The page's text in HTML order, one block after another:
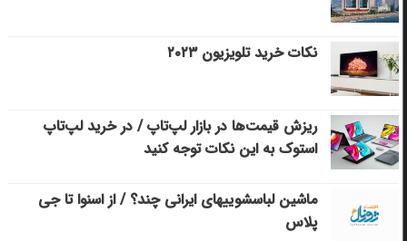
نکات خرید تلویزیون ۲۰۲۳
ریزش قیمت‌ها در بازار لپ‌تاپ / در خرید لپ‌تاپ
استوک به این نکات توجه کنید
ماشین لباسشویی‎های ایرانی چند؟ / از اسنوا تا جی
پلاس